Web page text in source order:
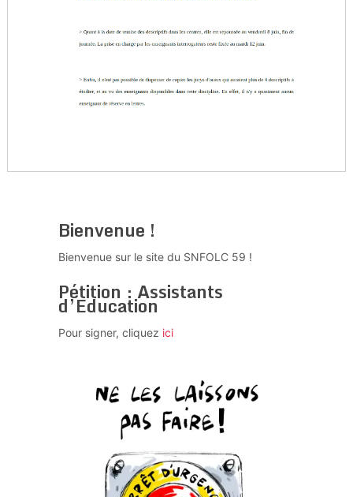
Bienvenue !
Bienvenue sur le site du SNFOLC 59 !
Pétition : Assistants
d’Education
Pour signer, cliquez ici